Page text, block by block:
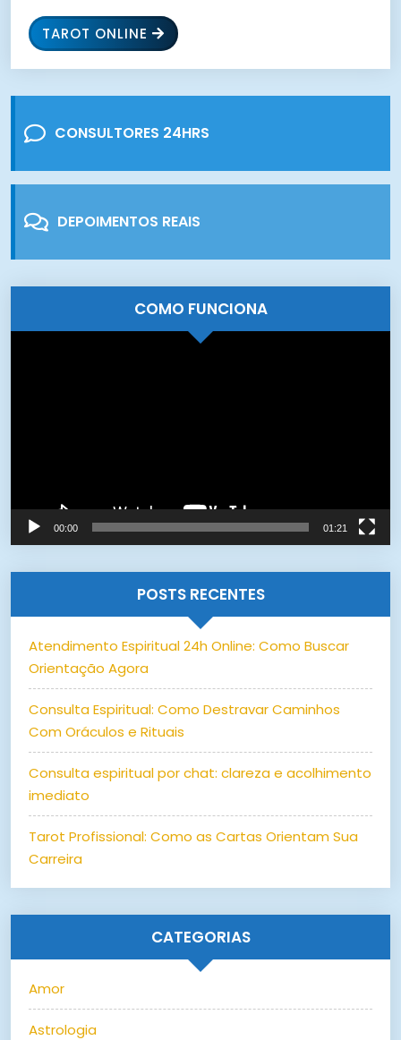
TAROT ONLINE
CONSULTORES 24HRS
DEPOIMENTOS REAIS
COMO FUNCIONA
00:00 01:21
POSTS RECENTES
Atendimento Espiritual 24h Online: Como Buscar
Orientação Agora
Consulta Espiritual: Como Destravar Caminhos
Com Oráculos e Rituais
Consulta espiritual por chat: clareza e acolhimento
imediato
Tarot Profissional: Como as Cartas Orientam Sua
Carreira
CATEGORIAS
Amor
Astrologia